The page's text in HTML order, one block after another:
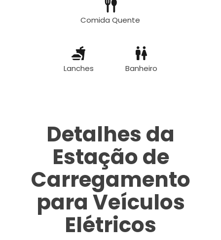
Comida Quente
Lanches Banheiro
Detalhes da
Estação de
Carregamento
para Veículos
Elétricos